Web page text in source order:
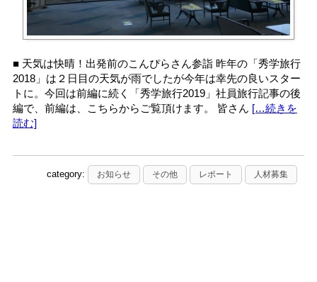
■ 天気は快晴！出発前のこんぴらさん参詣 昨年の「秀学旅行
2018」は２日目の天気が雨でしたが今年は幸先の良いスター
トに。今回は前編に続く「秀学旅行2019」社員旅行記事の後
編で、前編は、こちらからご覧頂けます。 皆さん […続きを
読む]
category: お知らせ その他 レポート 人材募集